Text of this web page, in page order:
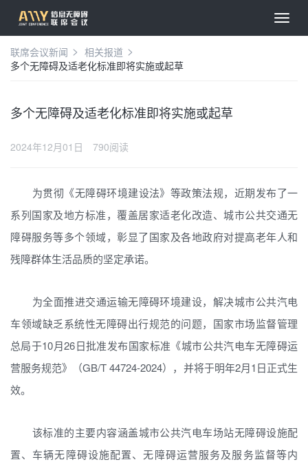
联席会议新闻
相关报道
多个无障碍及适老化标准即将实施或起草
多个无障碍及适老化标准即将实施或起草
2024年12月01日 790阅读
为贯彻《无障碍环境建设法》等政策法规，近期发布了一
系列国家及地方标准，覆盖居家适老化改造、城市公共交通无
障碍服务等多个领域，彰显了国家及各地政府对提高老年人和
残障群体生活品质的坚定承诺。
为全面推进交通运输无障碍环境建设，解决城市公共汽电
车领域缺乏系统性无障碍出行规范的问题，国家市场监督管理
总局于10月26日批准发布国家标准《城市公共汽电车无障碍运
营服务规范》（GB/T 44724-2024），并将于明年2月1日正式生
效。
该标准的主要内容涵盖城市公共汽电车场站无障碍设施配
置、车辆无障碍设施配置、无障碍运营服务及服务监督等内